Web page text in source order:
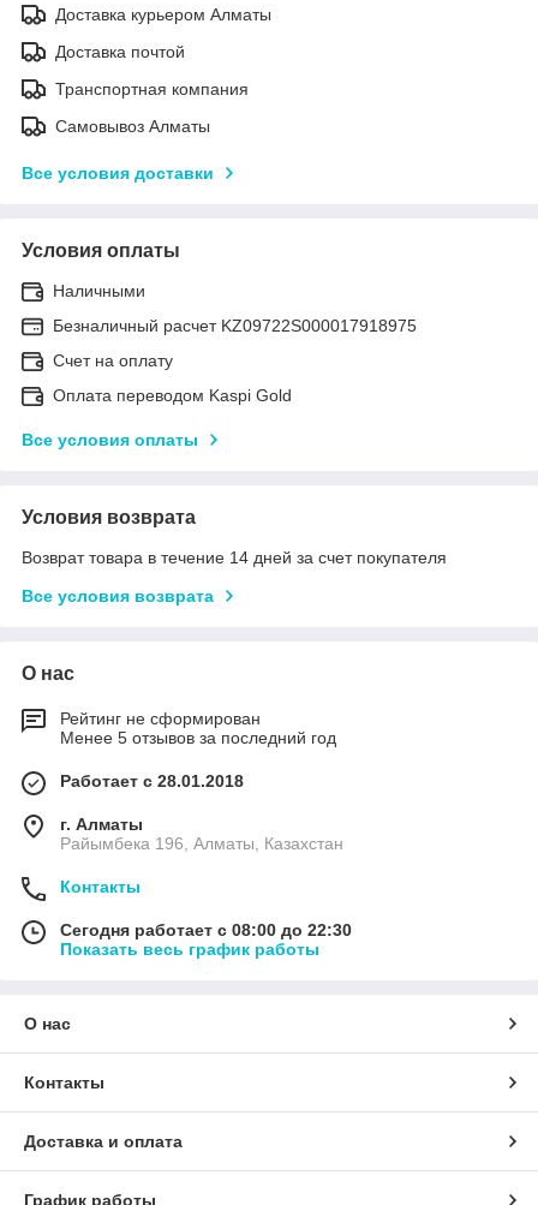
Доставка курьером Алматы
Доставка почтой
Транспортная компания
Самовывоз Алматы
Все условия доставки
Условия оплаты
Наличными
Безналичный расчет KZ09722S000017918975
Счет на оплату
Оплата переводом Kaspi Gold
Все условия оплаты
Условия возврата
Возврат товара в течение 14 дней за счет покупателя
Все условия возврата
О нас
Рейтинг не сформирован
Менее 5 отзывов за последний год
Работает с 28.01.2018
г. Алматы
Райымбека 196, Алматы, Казахстан
Контакты
Сегодня работает с 08:00 до 22:30
Показать весь график работы
О нас
Контакты
Доставка и оплата
График работы